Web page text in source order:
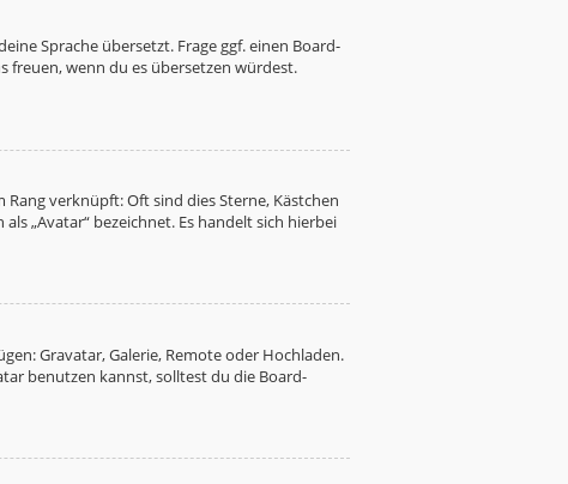
Sprache übersetzt. Frage ggf. einen Board-
freuen, wenn du es übersetzen würdest.
verknüpft: Oft sind dies Sterne, Kästchen
„Avatar“ bezeichnet. Es handelt sich hierbei
Gravatar, Galerie, Remote oder Hochladen.
benutzen kannst, solltest du die Board-